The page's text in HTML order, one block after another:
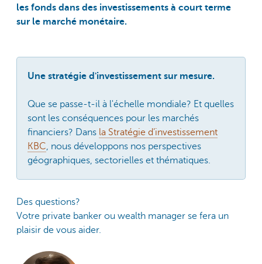
les fonds dans des investissements à court terme
sur le marché monétaire.
Une stratégie d'investissement sur mesure.
Que se passe-t-il à l'échelle mondiale? Et quelles
sont les conséquences pour les marchés
financiers? Dans la Stratégie d’investissement
KBC, nous développons nos perspectives
géographiques, sectorielles et thématiques.
Des questions?
Votre private banker ou wealth manager se fera un
plaisir de vous aider.